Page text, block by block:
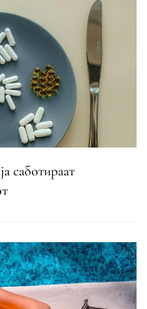
саботираат